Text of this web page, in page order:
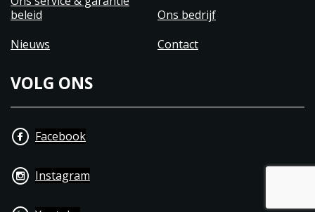
Verkrijgbaar in de kleuren, Black Gold, Black en
Maroon
beleid
Ons bedrijf
Nieuws
Contact
VOLG ONS
Facebook
Instagram